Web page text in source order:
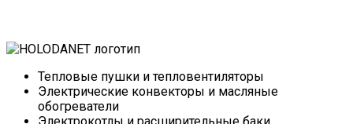
Тепловые пушки и тепловентиляторы
Электрические конвекторы и масляные
обогреватели
Электрокотлы и расширительные баки